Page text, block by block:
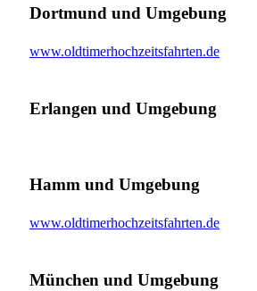
Dortmund und Umgebung
www.oldtimerhochzeitsfahrten.de
Erlangen und Umgebung
Hamm und Umgebung
www.oldtimerhochzeitsfahrten.de
München und Umgebung